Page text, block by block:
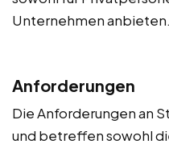
Unternehmen anbieten.
Anforderungen
Die Anforderungen an
und betreffen sowohl